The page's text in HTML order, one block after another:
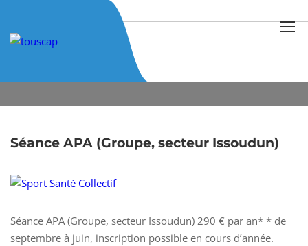
Author: Sébastien Burtin
Séance APA (Groupe, secteur Issoudun)
Séance APA (Groupe, secteur Issoudun) 290 € par an* * de
septembre à juin, inscription possible en cours d’année.